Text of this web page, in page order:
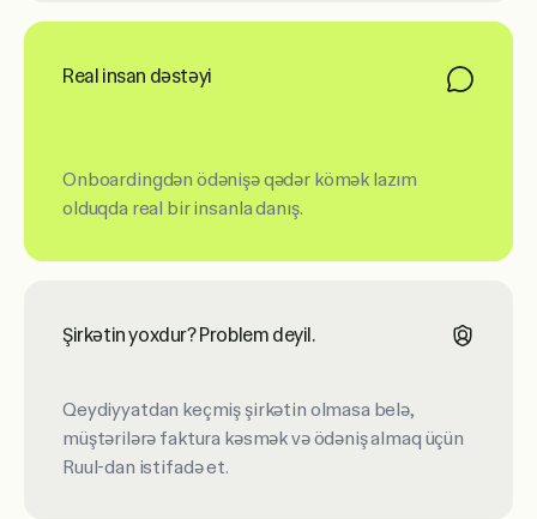
Real insan dəstəyi
Onboardingdən ödənişə qədər kömək lazım
olduqda real bir insanla danış.
Şirkətin yoxdur? Problem deyil.
Qeydiyyatdan keçmiş şirkətin olmasa belə,
müştərilərə faktura kəsmək və ödəniş almaq üçün
Ruul-dan istifadə et.